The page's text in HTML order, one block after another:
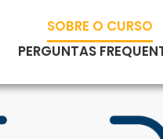
MINHA CONTA
PORTAL EAD
SOBRE O CURSO
PERGUNTAS